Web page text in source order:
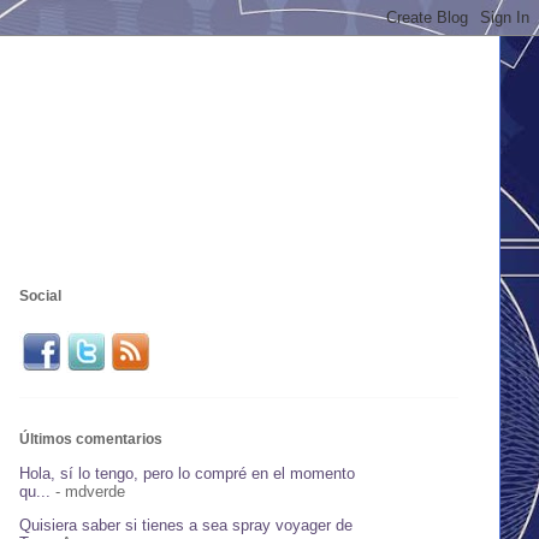
Social
Últimos comentarios
Hola, sí lo tengo, pero lo compré en el momento
qu...
- mdverde
Quisiera saber si tienes a sea spray voyager de